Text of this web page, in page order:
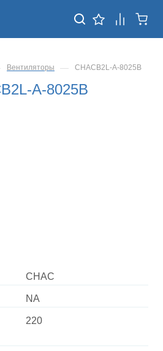
Вентиляторы — CHACB2L-A-8025B
A-8025B
CHAC
NA
220